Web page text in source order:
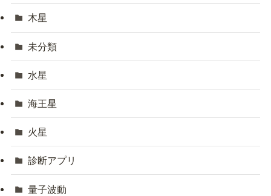
木星
未分類
水星
海王星
火星
診断アプリ
量子波動